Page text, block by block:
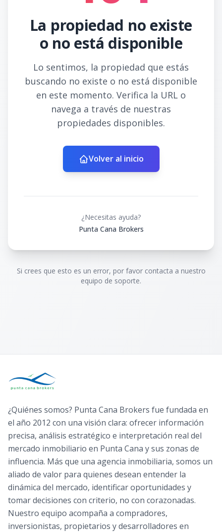
La propiedad no existe
o no está disponible
Lo sentimos, la propiedad que estás
buscando no existe o no está disponible
en este momento. Verifica la URL o
navega a través de nuestras
propiedades disponibles.
Volver al inicio
¿Necesitas ayuda?
Punta Cana Brokers
Si crees que esto es un error, por favor contacta a nuestro
equipo de soporte.
¿Quiénes somos? Punta Cana Brokers fue fundada en
el año 2012 con una visión clara: ofrecer información
precisa, análisis estratégico e interpretación real del
mercado inmobiliario en Punta Cana y sus zonas de
influencia. Más que una agencia inmobiliaria, somos un
aliado de valor para quienes desean entender la
dinámica del mercado, identificar oportunidades y
tomar decisiones con criterio, no con corazonadas.
Nuestro equipo acompaña a compradores,
inversionistas, propietarios y desarrolladores en